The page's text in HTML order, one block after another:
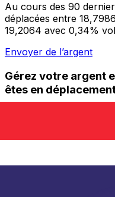
Au cours des 90
déplacées entre
19,2064 avec 0,34%
Envoyer de l’argent
Gérez votre argent
êtes en
et la gestion de vos